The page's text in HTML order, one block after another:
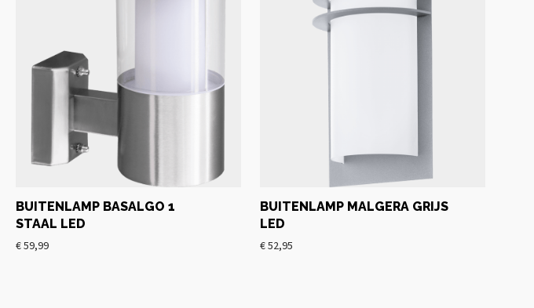
BUITENLAMP BASALGO 1
STAAL LED
€59,99
BUITENLAMP MALGERA GRIJS
LED
€52,95